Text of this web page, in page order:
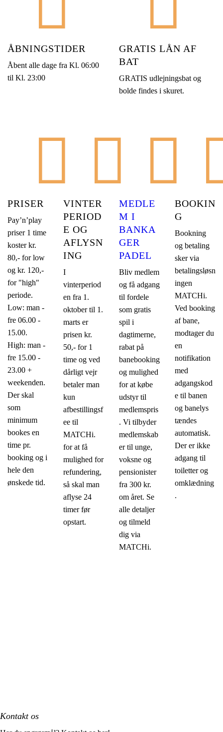
ÅBNINGSTIDER
Åbent alle dage fra Kl. 06:00
til Kl. 23:00
GRATIS LÅN AF
BAT
GRATIS udlejningsbat og
bolde findes i skuret.
PRISER
Pay’n’play
priser 1 time
koster kr.
80,- for low
og kr. 120,-
for "high"
periode.
Low: man -
fre 06.00 -
15.00.
High: man -
fre 15.00 -
23.00 +
weekenden.
Der skal
som
minimum
bookes en
time pr.
booking og i
hele den
ønskede tid.
VINTER
PERIOD
E OG
AFLYSN
ING
I
vinterperiod
en fra 1.
oktober til 1.
marts er
prisen kr.
50,- for 1
time og ved
dårligt vejr
betaler man
kun
afbestillingsf
ee til
MATCHi.
for at få
mulighed for
refundering,
så skal man
aflyse 24
timer før
opstart.
MEDLE
M I
BANKA
GER
PADEL
Bliv medlem
og få adgang
til fordele
som gratis
spil i
dagtimerne,
rabat på
banebooking
og mulighed
for at købe
udstyr til
medlemspris
. Vi tilbyder
medlemskab
er til unge,
voksne og
pensionister
fra 300 kr.
om året. Se
alle detaljer
og tilmeld
dig via
MATCHi.
BOOKIN
G
Bookning
og betaling
sker via
betalingsløsn
ingen
MATCHi.
Ved booking
af bane,
modtager du
en
notifikation
med
adgangskod
e til banen
og banelys
tændes
automatisk.
Der er ikke
adgang til
toiletter og
omklædning
.
Kontakt os